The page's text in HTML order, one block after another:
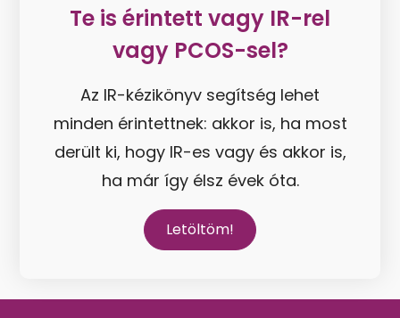
Te is érintett vagy IR-rel
vagy PCOS-sel?
Az IR-kézikönyv segítség lehet
minden érintettnek: akkor is, ha most
derült ki, hogy IR-es vagy és akkor is,
ha már így élsz évek óta.
Letöltöm!